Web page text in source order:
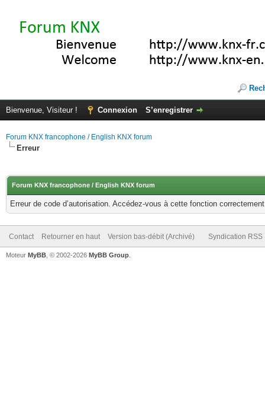
Bienvenue, Visiteur ! Connexion S’enregistrer
Forum KNX francophone / English KNX forum
Erreur
Forum KNX francophone / English KNX forum
Erreur de code d’autorisation. Accédez-vous à cette fonction
Contact Retourner en haut Version bas-débit (Archivé) Syndication RSS
Moteur MyBB , © 2002-2026 MyBB Group